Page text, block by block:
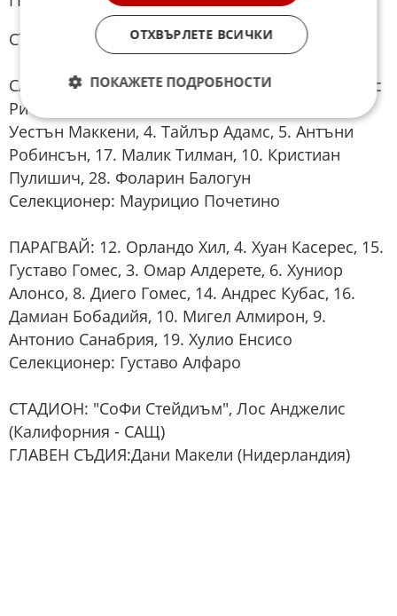
СТАРТОВИТЕ СЪСТАВИ
САЩ: 24. Мат Фрийз, 16. Алекс Фрийман, 3. Крис
Ричардс, 13. Тим Рийм, 2. Сержиньо Дест, 8.
Уестън Маккени, 4. Тайлър Адамс, 5. Антъни
Робинсън, 17. Малик Тилман, 10. Кристиан
Пулишич, 28. Фоларин Балогун
Селекционер: Маурицио Почетино
ПАРАГВАЙ: 12. Орландо Хил, 4. Хуан Касерес, 15.
Густаво Гомес, 3. Омар Алдерете, 6. Хуниор
Алонсо, 8. Диего Гомес, 14. Андрес Кубас, 16.
Дамиан Бобадийя, 10. Мигел Алмирон, 9.
Антонио Санабрия, 19. Хулио Енсисо
Селекционер: Густаво Алфаро
СТАДИОН: "СоФи Стейдиъм", Лос Анджелис
(Калифорния - САЩ)
ГЛАВЕН СЪДИЯ:Дани Макели (Нидерландия)
ОТХВЪРЛЕТЕ ВСИЧКИ
ПОКАЖЕТЕ ПОДРОБНОСТИ